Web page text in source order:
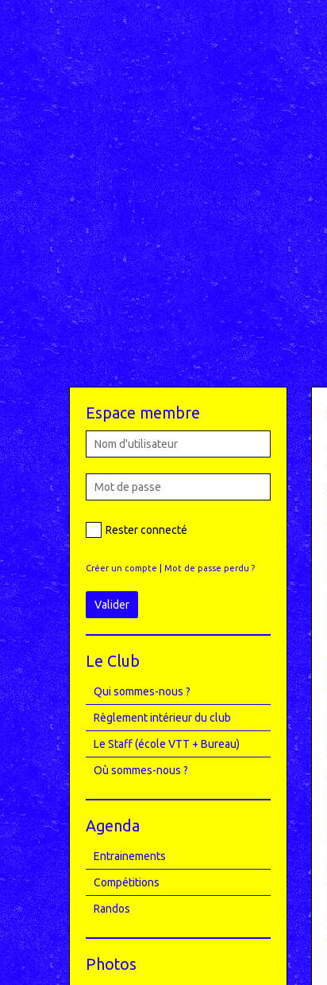
Espace membre
Rester connecté
Créer un compte Mot de passe perdu ?
Valider
Le Club
Qui sommes-nous ?
Règlement intérieur du club
Le Staff (école VTT + Bureau)
Où sommes-nous ?
Agenda
Entrainements
Compétitions
Randos
Photos